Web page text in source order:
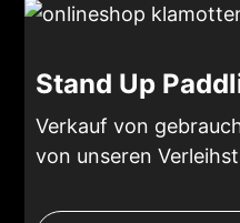
Stand Up
Verkauf von
von unseren